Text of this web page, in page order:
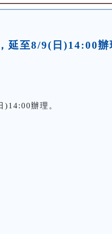
延至8/9(日)14:00辦
辦理。